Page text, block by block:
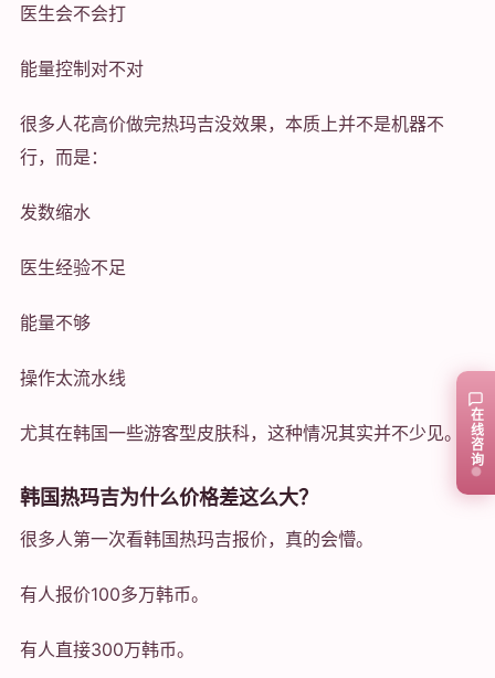
医生会不会打
能量控制对不对
很多人花高价做完热玛吉没效果，本质上并不是机器不
行，而是：
发数缩水
医生经验不足
能量不够
操作太流水线
尤其在韩国一些游客型皮肤科，这种情况其实并不少见。
韩国热玛吉为什么价格差这么大？
很多人第一次看韩国热玛吉报价，真的会懵。
有人报价100多万韩币。
有人直接300万韩币。
在线咨询